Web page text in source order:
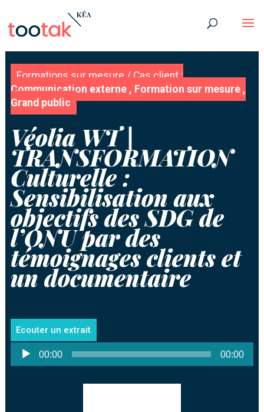
Formations sur mesure / Cas client:
Communication externe , Formation sur mesure ,
Grand public
Véolia WT |
TRANSFORMATION
Culturelle :
Sensibilisation aux
objectifs des SDG de
l’ONU par des
témoignages clients et
un documentaire
Ecouter un extrait
Lecteur
00:00 00:00